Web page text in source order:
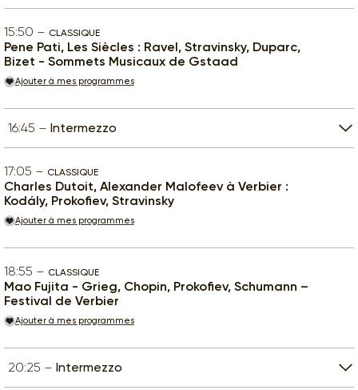
15:50 CLASSIQUE
Pene Pati, Les Siècles : Ravel, Stravinsky, Duparc,
Bizet - Sommets Musicaux de Gstaad
Ajouter à mes programmes
16:45 Intermezzo
17:05 CLASSIQUE
Charles Dutoit, Alexander Malofeev à Verbier :
Kodály, Prokofiev, Stravinsky
Ajouter à mes programmes
18:55 CLASSIQUE
Mao Fujita - Grieg, Chopin, Prokofiev, Schumann –
Festival de Verbier
Ajouter à mes programmes
20:25 Intermezzo